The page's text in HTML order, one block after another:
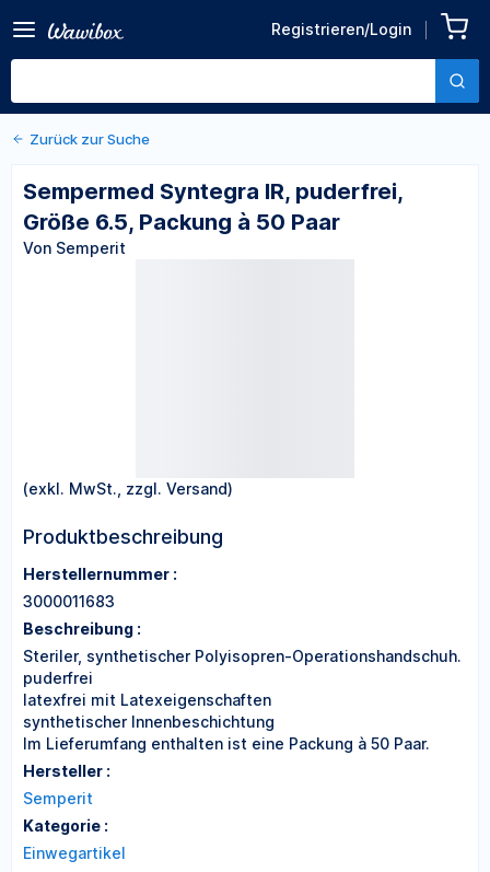
Registrieren/Login
puderfrei, Größe 6.5,
Packung à 50 Paar
Von Semperit
Zurück zu den Produktdetails
Zurück zur Suche
Sempermed Syntegra IR, puderfrei,
Größe 6.5, Packung à 50 Paar
Von Semperit
(exkl. MwSt., zzgl. Versand)
Produktbeschreibung
Herstellernummer :
3000011683
Beschreibung :
Steriler, synthetischer Polyisopren-Operationshandschuh.
puderfrei
latexfrei mit Latexeigenschaften
synthetischer Innenbeschichtung
Im Lieferumfang enthalten ist eine Packung à 50 Paar.
Hersteller :
Semperit
Kategorie :
Einwegartikel